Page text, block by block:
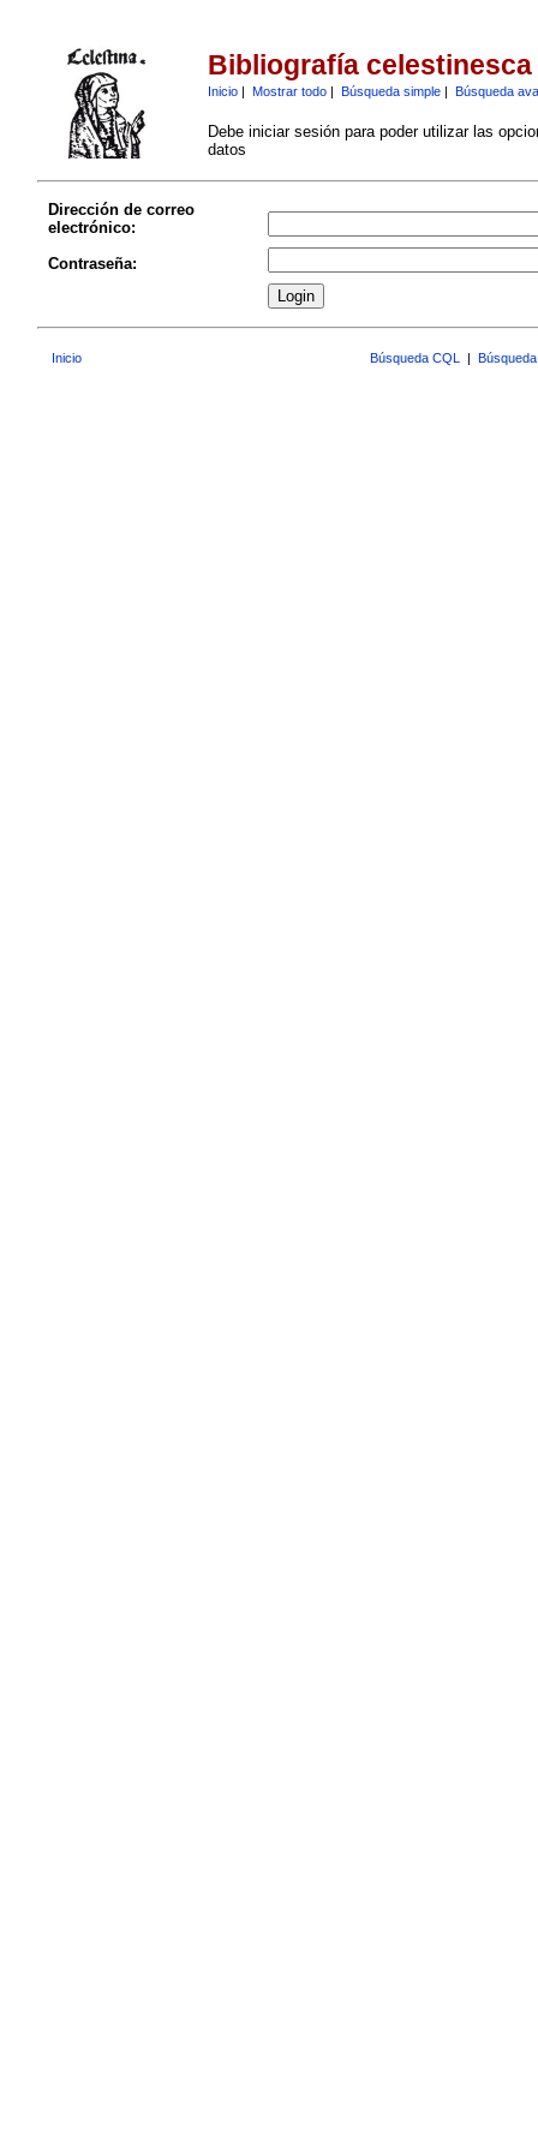
Bibliografía celestinesca
Inicio| Mostrar todo| Búsqueda simple| Búsqueda
Debe iniciar sesión para poder utilizar las
datos
Dirección de correo
electrónico:
Contraseña:
Inicio Búsqueda CQL |